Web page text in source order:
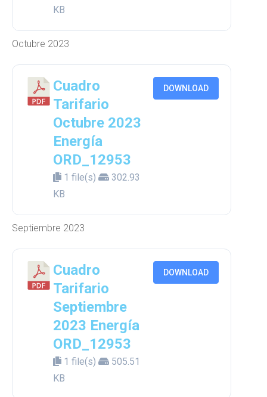
KB
Octubre 2023
Cuadro
Tarifario
Octubre 2023
Energía
ORD_12953
1 file(s)
302.93
KB
DOWNLOAD
Septiembre 2023
Cuadro
Tarifario
Septiembre
2023 Energía
ORD_12953
1 file(s)
505.51
KB
DOWNLOAD